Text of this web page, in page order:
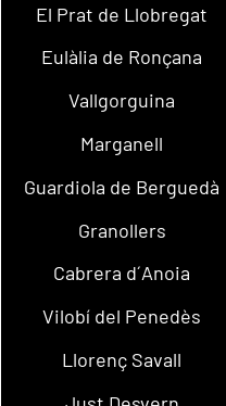
El Prat de Llobregat
Eulàlia de Ronçana
Vallgorguina
Marganell
Guardiola de Berguedà
Granollers
Cabrera d´Anoia
Vilobí del Penedès
Llorenç Savall